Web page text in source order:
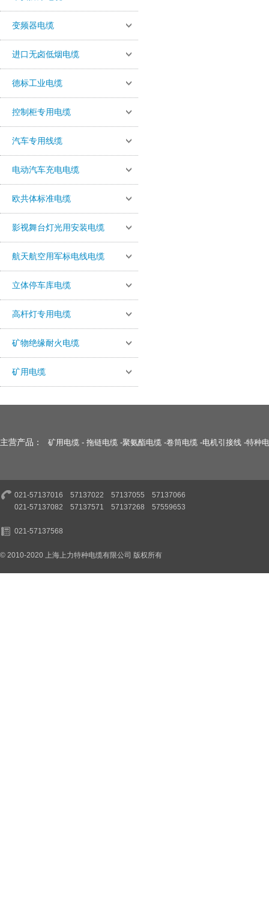
变频器电缆
进口无卤低烟电缆
德标工业电缆
控制柜专用电缆
汽车专用线缆
电动汽车充电电缆
欧共体标准电缆
影视舞台灯光用安装电缆
航天航空用军标电线电缆
立体停车库电缆
高杆灯专用电缆
矿物绝缘耐火电缆
矿用电缆
主营产品： 矿用电缆 - 拖链电缆 -聚氨酯电缆 -卷筒电缆 -电机引接线 -特种
021-57137016 57137022 57137055 57137066
021-57137082 57137571 57137268 57559653
021-57137568
© 2010-2020 上海上力特种电缆有限公司 版权所有